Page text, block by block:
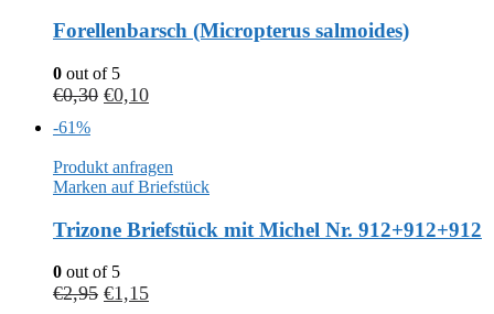
Forellenbarsch (Micropterus salmoides)
0 out of 5
€0,30 €0,10
-61%
Produkt anfragen
Marken auf Briefstück
Trizone Briefstück mit Michel Nr. 912+912+912
0 out of 5
€2,95 €1,15